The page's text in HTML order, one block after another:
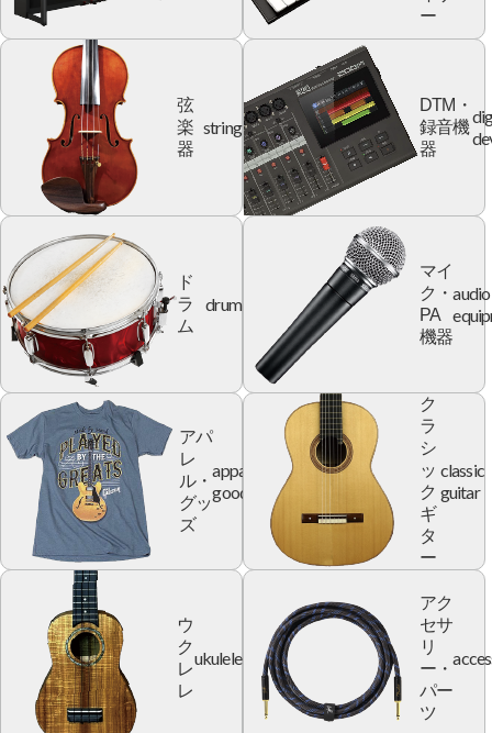
ー
弦
楽
器
string
DTM・
録音機
器
ド
ラ
ム
drum
マイ
ク・
PA
機器
audio
アパ
レ
ル・
グッ
ズ
apparel
goods
ク
ラ
シ
ッ
ク
ギ
タ
ー
classic
guitar
ウ
ク
レ
レ
ukulele
アク
セサ
リ
ー・
パー
ツ